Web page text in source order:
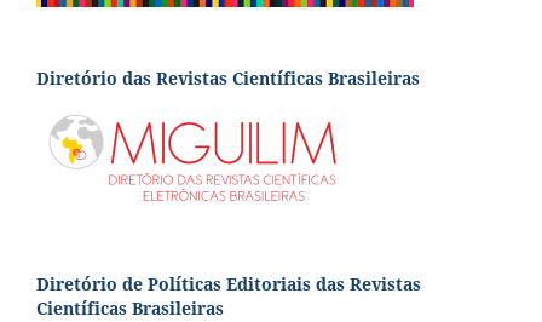
Diretório das Revistas Científicas Brasileiras
Diretório de Políticas Editoriais das Revistas
Científicas Brasileiras